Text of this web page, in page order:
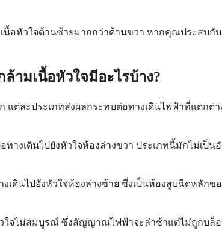
นื้อหัวใจด้านซ้ายมากกว่าด้านขวา หากคุณประสบ
ามเนื้อหัวใจมีอะไรบ้าง?
แต่ละประเภทส่งผลกระทบต่อทางเดินไฟฟ้าที่แต
างเดินไปยังหัวใจห้องล่างขวา ประเภทนี้มักไม่เ
เดินไปยังหัวใจห้องล่างซ้าย ซึ่งเป็นห้องสูบฉีดหลั
ใจไม่สมบูรณ์ ซึ่งสัญญาณไฟฟ้าจะล่าช้าแต่ไม่ถูกบ